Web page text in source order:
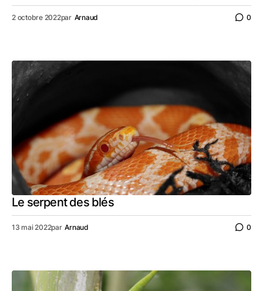
2 octobre 2022par Arnaud 0
Le serpent des blés
13 mai 2022par Arnaud 0